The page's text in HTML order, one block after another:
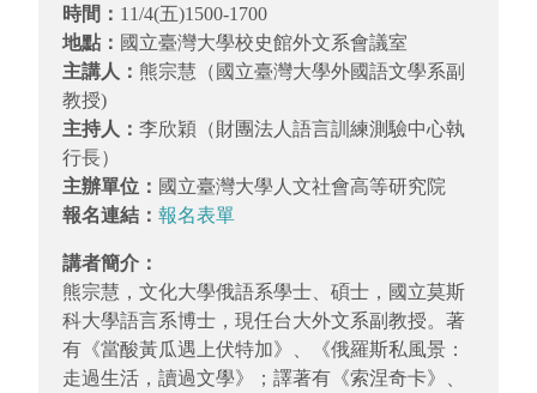
時間： 11/4(五)1500-1700
地點： 國立臺灣大學校史館外文系會議室
主講人： 熊宗慧（國立臺灣大學外國語文學系副
教授)
主持人： 李欣穎（財團法人語言訓練測驗中心執
行長）
主辦單位： 國立臺灣大學人文社會高等研究院
報名連結： 報名表單
講者簡介：
熊宗慧，文化大學俄語系學士、碩士，國立莫斯
科大學語言系博士，現任台大外文系副教授。著
有《當酸黃瓜遇上伏特加》、《俄羅斯私風景：
走過生活，讀過文學》；譯著有《索涅奇卡》、